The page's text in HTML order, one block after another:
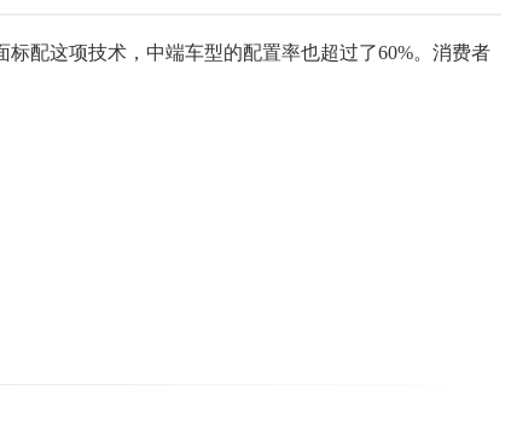
配这项技术，中端车型的配置率也超过了60%。消费者